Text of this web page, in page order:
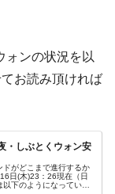
3兆7,000億
つ
！ 日米の協調
助金を全廃 ⇒ 実
ォンの状況を以
お読み頂ければ
・しぶとくウォン安
ドがどこまで進行するか
日(木)23：26現在（日
下のようになっていま